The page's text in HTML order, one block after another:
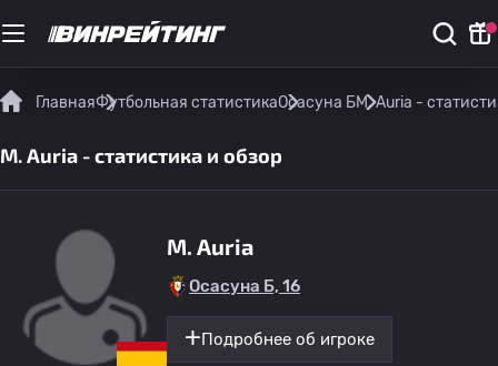
ГлавнаяФутбольная статистикаОсасуна БM. Auria -
M. Auria - статистика и обзор
M. Auria
Осасуна Б, 16
Подробнее об игроке